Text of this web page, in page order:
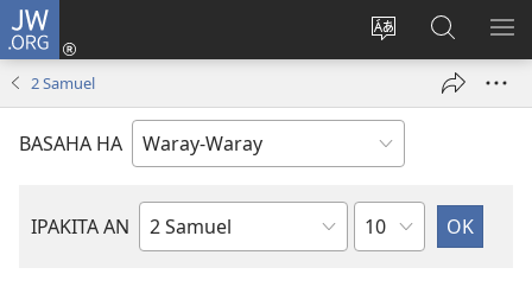
JW.ORG
Balyui
yinaknan
an
site
Pag-
log
new
Pamiling
ha
JW.ORG
2 Samuel
BASAHA HA
IPAKITA AN
Libro
Kapitulo